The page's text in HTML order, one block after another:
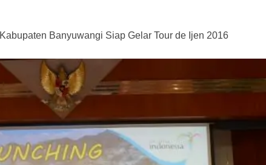
Kabupaten Banyuwangi Siap Gelar Tour de Ijen 2016